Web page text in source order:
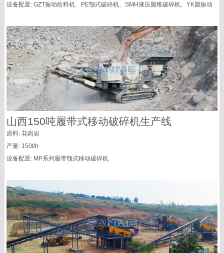
设备配置: GZT振动给料机、PE颚式破碎机、SMH液压圆锥破碎机、YK圆振动
山西150吨履带式移动破碎机生产线
原料: 花岗岩
产量: 150t/h
设备配置: MP系列履带颚式移动破碎机